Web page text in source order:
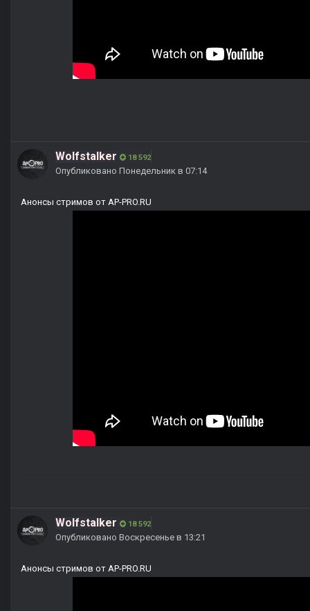
Wolfstalker 18 592
Опубликовано Понедельник в 07:14
Анонсы стримов от AP-PRO.RU
Wolfstalker 18 592
Опубликовано Воскресенье в 13:21
Анонсы стримов от AP-PRO.RU